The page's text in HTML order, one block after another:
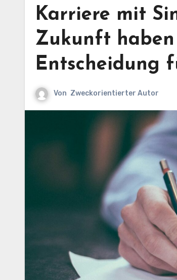
Karriere mit
Zukunft
Entscheidung
Von Zweckorientierter Autor